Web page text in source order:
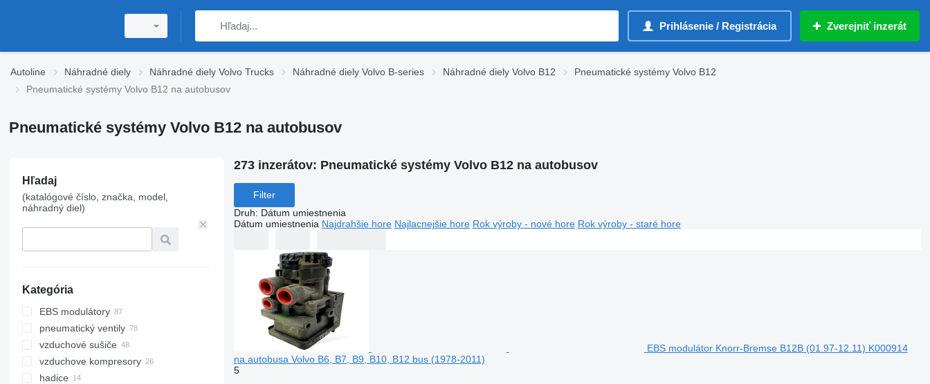
Prihlásenie / Registrácia Zverejniť inzerát
Autoline Náhradné diely Náhradné diely Volvo Trucks Náhradné diely Volvo B-series Náhradné diely Volvo B12
Pneumatické systémy Volvo B12
Pneumatické systémy Volvo B12 na autobusov
Pneumatické systémy Volvo B12 na autobusov
Hľadaj
(katalógové číslo, značka, model,
náhradný diel)
Kategória
EBS modulátory
pneumatický ventily
vzduchové sušiče
vzduchove kompresory
hadice
273 inzerátov: Pneumatické systémy Volvo B12 na autobusov
Filter
Druh: Dátum umiestnenia
Dátum umiestnenia Najdrahšie hore Najlacnejšie hore Rok výroby - nové hore Rok výroby - staré hore
EBS modulátor Knorr-Bremse B12B (01.97-12.11) K000914
na autobusa Volvo B6, B7, B9, B10, B12 bus (1978-2011)
5